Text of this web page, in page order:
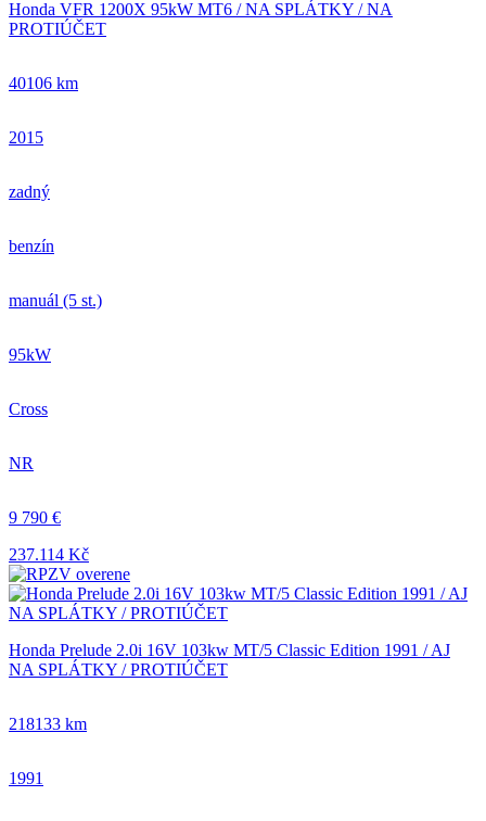
Honda VFR 1200X 95kW MT6 / NA SPLÁTKY / NA
PROTIÚČET
40106 km
2015
zadný
benzín
manuál (5 st.)
95kW
Cross
NR
9 790 €
237.114 Kč
Honda Prelude 2.0i 16V 103kw MT/5 Classic Edition 1991 / AJ
NA SPLÁTKY / PROTIÚČET
218133 km
1991